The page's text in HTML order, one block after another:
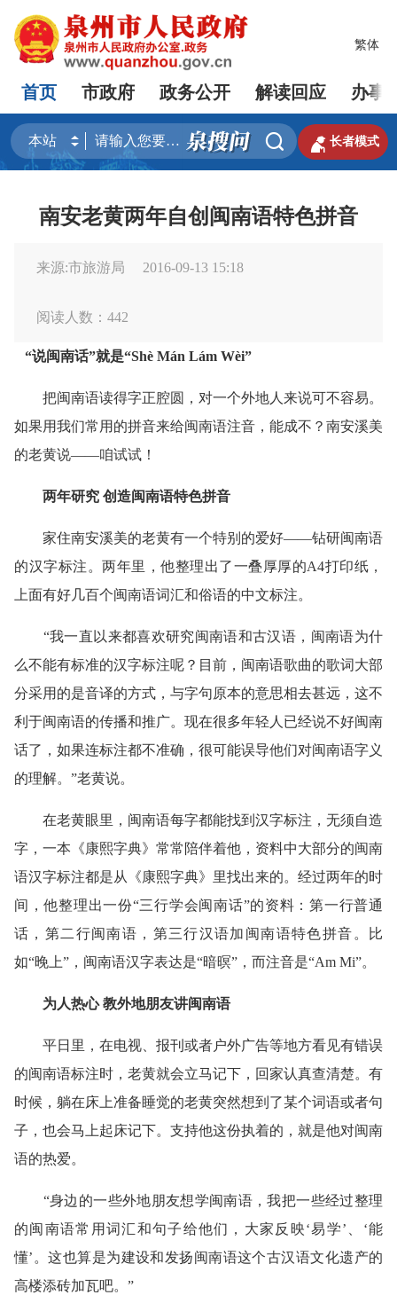
繁体
首页 市政府 政务公开 解读回应 办事
  长者模式
南安老黄两年自创闽南语特色拼音
来源:市旅游局 2016-09-13 15:18
阅读人数： 442
“说闽南话”就是“Shè Mán Lám Wèi”
把闽南语读得字正腔圆，对一个外地人来说可不容易。
如果用我们常用的拼音来给闽南语注音，能成不？南安溪美
的老黄说——咱试试！
两年研究 创造闽南语特色拼音
家住南安溪美的老黄有一个特别的爱好——钻研闽南语
的汉字标注。两年里，他整理出了一叠厚厚的A4打印纸，
上面有好几百个闽南语词汇和俗语的中文标注。
“我一直以来都喜欢研究闽南语和古汉语，闽南语为什
么不能有标准的汉字标注呢？目前，闽南语歌曲的歌词大部
分采用的是音译的方式，与字句原本的意思相去甚远，这不
利于闽南语的传播和推广。现在很多年轻人已经说不好闽南
话了，如果连标注都不准确，很可能误导他们对闽南语字义
的理解。”老黄说。
在老黄眼里，闽南语每字都能找到汉字标注，无须自造
字，一本《康熙字典》常常陪伴着他，资料中大部分的闽南
语汉字标注都是从《康熙字典》里找出来的。经过两年的时
间，他整理出一份“三行学会闽南话”的资料：第一行普通
话，第二行闽南语，第三行汉语加闽南语特色拼音。比
如“晚上”，闽南语汉字表达是“暗暝”，而注音是“Am Mi”。
为人热心 教外地朋友讲闽南语
平日里，在电视、报刊或者户外广告等地方看见有错误
的闽南语标注时，老黄就会立马记下，回家认真查清楚。有
时候，躺在床上准备睡觉的老黄突然想到了某个词语或者句
子，也会马上起床记下。支持他这份执着的，就是他对闽南
语的热爱。
“身边的一些外地朋友想学闽南语，我把一些经过整理
的闽南语常用词汇和句子给他们，大家反映‘易学’、‘能
懂’。这也算是为建设和发扬闽南语这个古汉语文化遗产的
高楼添砖加瓦吧。”